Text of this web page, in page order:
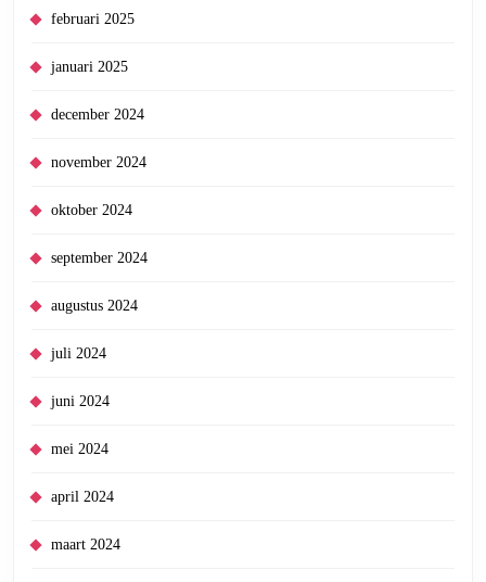
februari 2025
januari 2025
december 2024
november 2024
oktober 2024
september 2024
augustus 2024
juli 2024
juni 2024
mei 2024
april 2024
maart 2024